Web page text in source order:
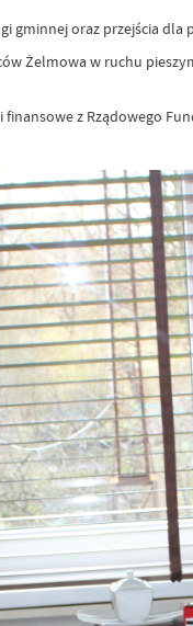
oraz przejścia
Żelmowa w ruchu
z Rządowego